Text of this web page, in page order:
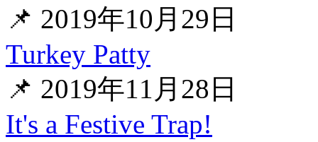
📌 2019年10月29日
Turkey Patty
📌 2019年11月28日
It's a Festive Trap!